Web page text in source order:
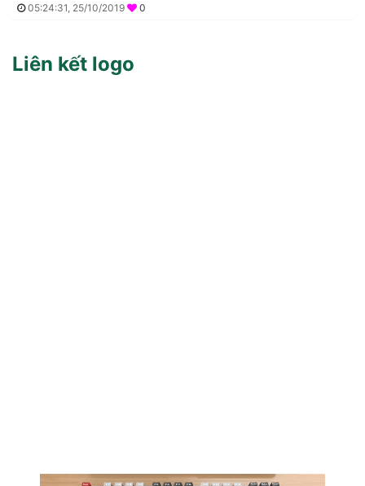
05:24:31, 25/10/2019 0
Liên kết logo